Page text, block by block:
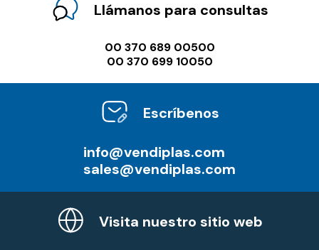
Llámanos para consultas
00 370 689 00500
00 370 699 10050
Escríbenos
info@vendiplas.com
sales@vendiplas.com
Visita nuestro sitio web